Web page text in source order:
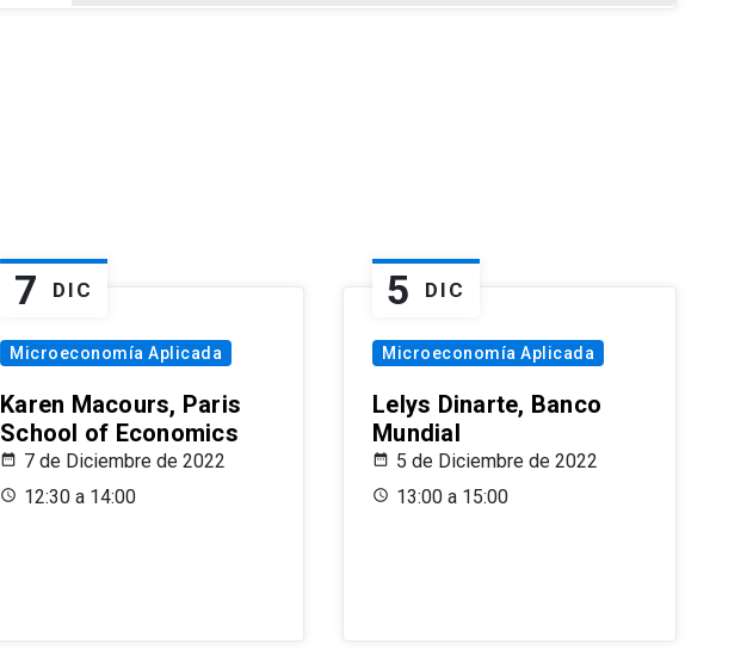
7 DIC
Microeconomía Aplicada
Karen Macours, Paris
School of Economics
7 de Diciembre de 2022
12:30 a 14:00
5 DIC
Microeconomía Aplicada
Lelys Dinarte, Banco
Mundial
5 de Diciembre de 2022
13:00 a 15:00